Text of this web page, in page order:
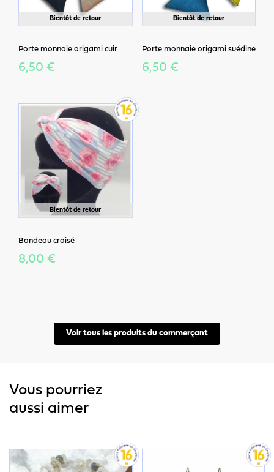
Bientôt de retour
Porte monnaie origami cuir
6,50 €
Bientôt de retour
Porte monnaie origami suédine
6,50 €
Bientôt de retour
Bandeau croisé
8,00 €
Voir tous les produits du commerçant
Vous pourriez
aussi aimer